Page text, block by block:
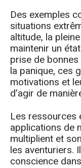
Des exemples
situations
altitude, la
maintenir un
prise de
la panique, ces
motivations et
d’agir de
Les ressources
applications de
multiplient et
les aventuriers.
conscience